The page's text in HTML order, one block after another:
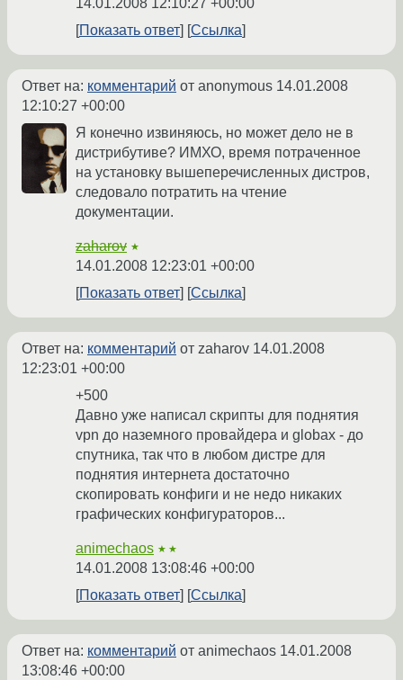
14.01.2008 12:10:27 +00:00
Показать ответ
Ссылка
Ответ на: комментарий от anonymous 14.01.2008
12:10:27 +00:00
Я конечно извиняюсь, но может дело не в
дистрибутиве? ИМХО, время потраченное
на установку вышеперечисленных дистров,
следовало потратить на чтение
документации.
zaharov ★
14.01.2008 12:23:01 +00:00
Показать ответ
Ссылка
Ответ на: комментарий от zaharov 14.01.2008
12:23:01 +00:00
+500
Давно уже написал скрипты для поднятия
vpn до наземного провайдера и globax - до
спутника, так что в любом дистре для
поднятия интернета достаточно
скопировать конфиги и не недо никаких
графических конфигураторов...
animechaos ★★
14.01.2008 13:08:46 +00:00
Показать ответ
Ссылка
Ответ на: комментарий от animechaos 14.01.2008
13:08:46 +00:00